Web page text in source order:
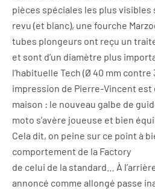
pièces spéciales les plus visibles
revu (et blanc), une fourche
tubes plongeurs ont reçu un
et sont d’un diamètre plus
l’habituelle Tech (Ø 40 mm contre
impression de Pierre-Vincent est
maison : le nouveau galbe de
moto s’avère joueuse et bien
Cela dit, on peine sur ce point à
comportement de la Factory
de celui de la standard… À
annoncé comme allongé passe